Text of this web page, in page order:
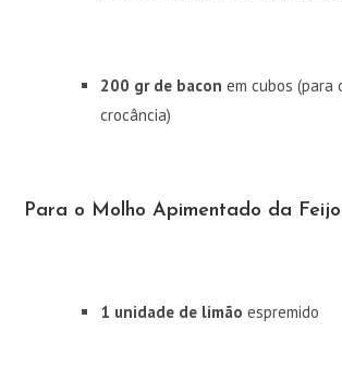
200 gr de bacon em cubos (para
crocância)
Para o Molho Apimentado da
1 unidade de limão espremido